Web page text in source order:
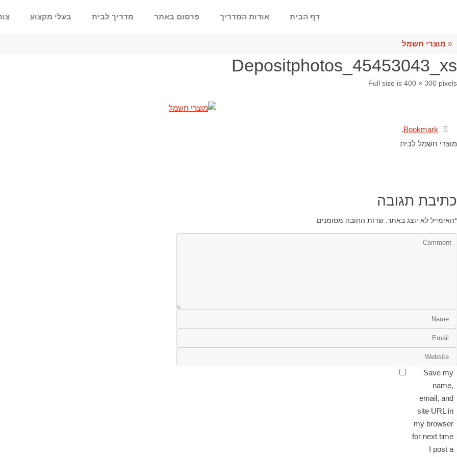
דף הבית אודות המדריך פרסום באתר מדריך לבית בעלי מקצוע
« מוצרי חשמל
Depositphotos_45453043_xs
Full size is 400 × 300 pixels
Bookmark
.
מוצרי חשמל לבית
כתיבת תגובה
האימייל לא יוצג באתר. שדות החובה מסומנים *
Save my
name,
email, and
site URL in
my browser
for next time
I post a